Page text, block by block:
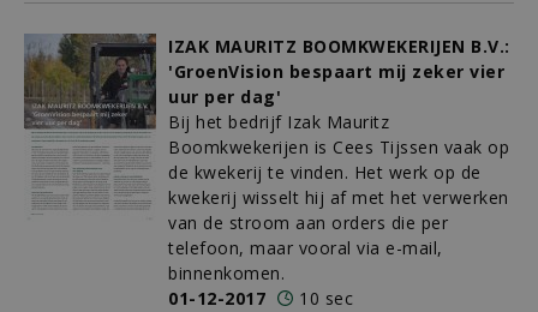
IZAK MAURITZ BOOMKWEKERIJEN B.V.:
'GroenVision bespaart mij zeker vier
uur per dag'
Bij het bedrijf Izak Mauritz
Boomkwekerijen is Cees Tijssen vaak op
de kwekerij te vinden. Het werk op de
kwekerij wisselt hij af met het verwerken
van de stroom aan orders die per
telefoon, maar vooral via e-mail,
binnenkomen.
01-12-2017
10 sec